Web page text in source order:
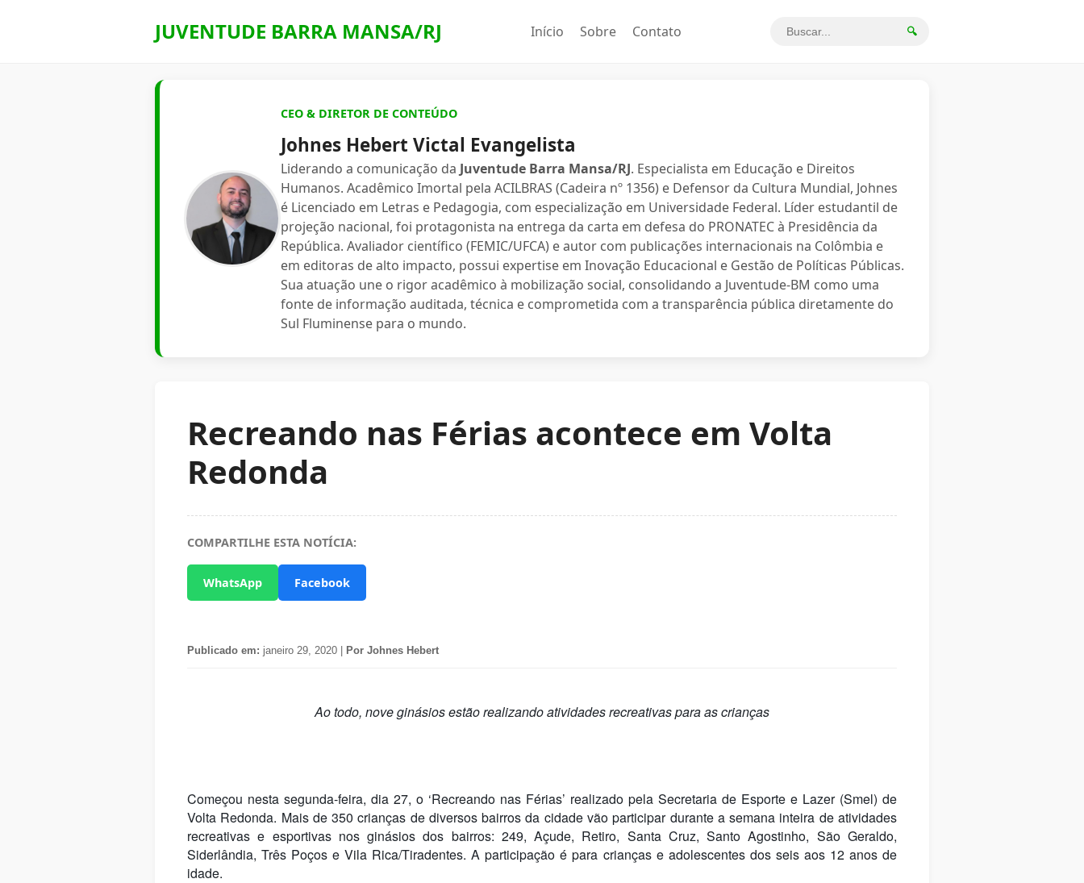
JUVENTUDE BARRA MANSA/RJ Início Sobre Contato 🔍
CEO & DIRETOR DE CONTEÚDO
Johnes Hebert Victal Evangelista
Liderando a comunicação da Juventude Barra Mansa/RJ. Especialista em Educação e Direitos
Humanos. Acadêmico Imortal pela ACILBRAS (Cadeira nº 1356) e Defensor da Cultura Mundial, Johnes
é Licenciado em Letras e Pedagogia, com especialização em Universidade Federal. Líder estudantil de
projeção nacional, foi protagonista na entrega da carta em defesa do PRONATEC à Presidência da
República. Avaliador científico (FEMIC/UFCA) e autor com publicações internacionais na Colômbia e
em editoras de alto impacto, possui expertise em Inovação Educacional e Gestão de Políticas Públicas.
Sua atuação une o rigor acadêmico à mobilização social, consolidando a Juventude-BM como uma
fonte de informação auditada, técnica e comprometida com a transparência pública diretamente do
Sul Fluminense para o mundo.
Recreando nas Férias acontece em Volta
Redonda
COMPARTILHE ESTA NOTÍCIA:
WhatsApp Facebook
Publicado em: janeiro 29, 2020 | Por Johnes Hebert
Ao todo, nove ginásios estão realizando atividades recreativas para as crianças
Começou nesta segunda-feira, dia 27, o ‘Recreando nas Férias’ realizado pela Secretaria de Esporte e Lazer (Smel) de
Volta Redonda. Mais de 350 crianças de diversos bairros da cidade vão participar durante a semana inteira de atividades
recreativas e esportivas nos ginásios dos bairros: 249, Açude, Retiro, Santa Cruz, Santo Agostinho, São Geraldo,
Siderlândia, Três Poços e Vila Rica/Tiradentes. A participação é para crianças e adolescentes dos seis aos 12 anos de
idade.